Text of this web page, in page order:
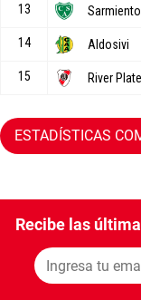
ESTADÍSTICAS
Recibe las